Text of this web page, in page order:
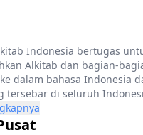
Indonesia bertugas
Alkitab dan bagian-
dalam bahasa Indonesia
tersebar di seluruh